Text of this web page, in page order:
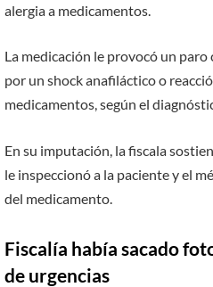
alergia a medicamentos.
La medicación le provocó un
por un shock anafiláctico o
medicamentos, según el
En su imputación, la fiscala
le inspeccionó a la paciente y el
del medicamento.
Fiscalía había sacado
de urgencias